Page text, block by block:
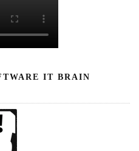
IT BRAIN